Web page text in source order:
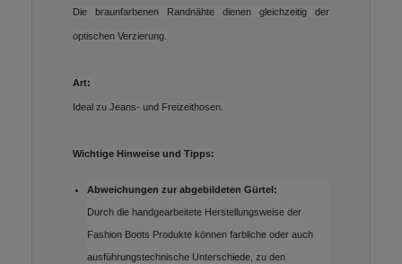
Die braunfarbenen Randnähte dienen gleichzeitig der
optischen Verzierung.
Art:
Ideal zu Jeans- und Freizeithosen.
Wichtige Hinweise und Tipps:
Abweichungen zur abgebildeten Gürtel:
Durch die handgearbeitete Herstellungsweise der
Fashion Boots Produkte können farbliche oder auch
ausführungstechnische Unterschiede, zu den